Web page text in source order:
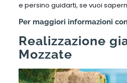
e persino guidarti, se vuoi
Per maggiori informazioni
Realizzazione
Mozzate